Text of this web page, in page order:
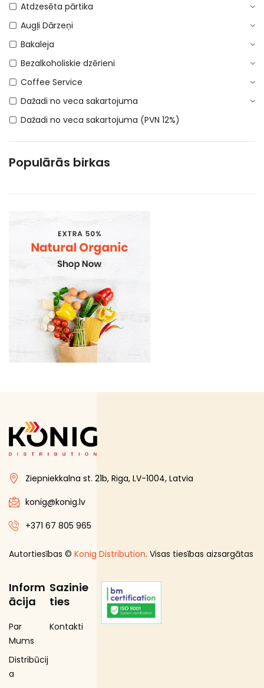
Atdzesēta pārtika
Augļi Dārzeņi
Bakaleja
Bezalkoholiskie dzērieni
Coffee Service
Dažadi no veca sakartojuma
Dažadi no veca sakartojuma (PVN 12%)
DEPOSITA IEPAKOJUMS
E-Cigaretes
Kosmētika un higiēnas produkti
Mājsaimniecības preces
Piena , augu tauki un olas produkti
Proteīnu batoniņi
Saldētā pārtika
Skaistumam un veselībai
Speciālā pārtika
Sporta uzturs
Uztura bagātinātāji
Populārās birkas
Ziepniekkalna st. 21b, Riga, LV-1004, Latvia
konig@konig.lv
+371 67 805 965
Autortiesības © Konig Distribution. Visas tiesības aizsargātas
Inform
ācija
Par
Mums
Distribūcij
a
Sazinie
ties
Kontakti